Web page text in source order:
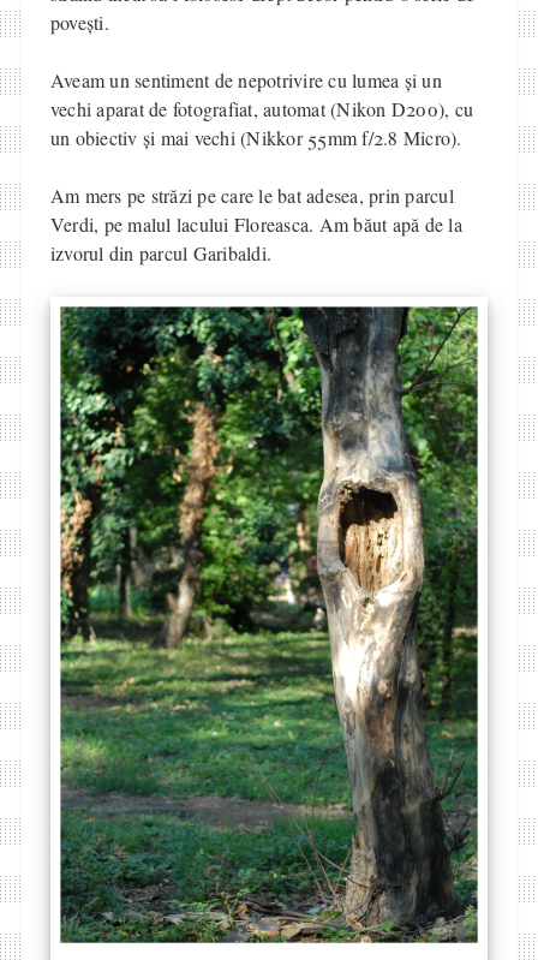
povești.
Aveam un sentiment de nepotrivire cu lumea și un
vechi aparat de fotografiat, automat (Nikon D200), cu
un obiectiv și mai vechi (Nikkor 55mm f/2.8 Micro).
Am mers pe străzi pe care le bat adesea, prin parcul
Verdi, pe malul lacului Floreasca. Am băut apă de la
izvorul din parcul Garibaldi.